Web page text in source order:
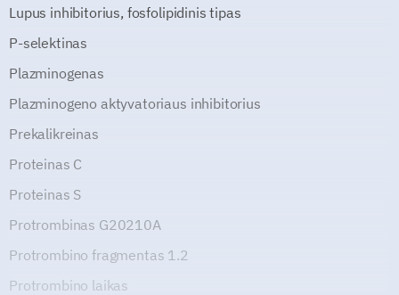
Lupus inhibitorius, fosfolipidinis tipas
P-selektinas
Plazminogenas
Plazminogeno aktyvatoriaus inhibitorius
Prekalikreinas
Proteinas C
Proteinas S
Protrombinas G20210A
Protrombino fragmentas 1.2
Protrombino laikas